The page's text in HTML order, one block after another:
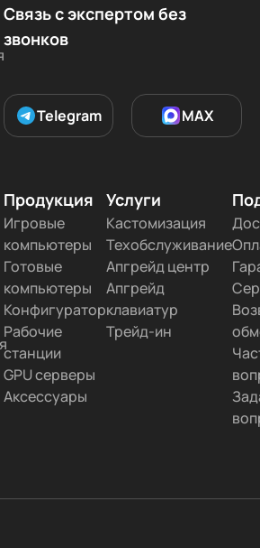
Связь с экспертом без
звонков
Telegram MAX
Продукция
Игровые
компьютеры
Готовые
компьютеры
Конфигуратор
Рабочие
станции
GPU серверы
Аксессуары
Услуги
Кастомизация
Техобслуживание
Апгрейд центр
Апгрейд
клавиатур
Трейд-ин